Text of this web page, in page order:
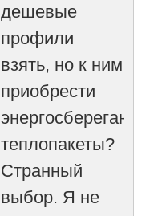
дешевые
профили
взять, но к ним
приобрести
теплопакеты?
Странный
выбор. Я не